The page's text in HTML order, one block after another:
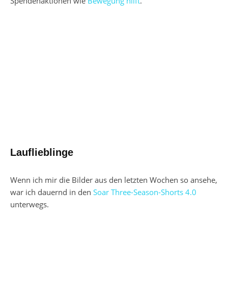
Lauflieblinge
Wenn ich mir die Bilder aus den letzten Wochen so ansehe,
war ich dauernd in den Soar Three-Season-Shorts 4.0
unterwegs.